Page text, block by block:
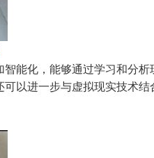
能化，能够通过学习和分
以进一步与虚拟现实技术